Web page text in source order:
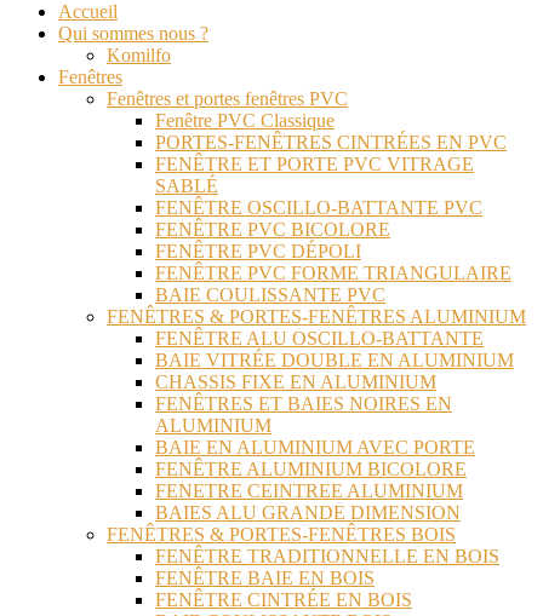
Accueil
Qui sommes nous ?
Komilfo
Fenêtres
Fenêtres et portes fenêtres PVC
Fenêtre PVC Classique
PORTES-FENÊTRES CINTRÉES EN PVC
FENÊTRE ET PORTE PVC VITRAGE
SABLÉ
FENÊTRE OSCILLO-BATTANTE PVC
FENÊTRE PVC BICOLORE
FENÊTRE PVC DÉPOLI
FENÊTRE PVC FORME TRIANGULAIRE
BAIE COULISSANTE PVC
FENÊTRES & PORTES-FENÊTRES ALUMINIUM
FENÊTRE ALU OSCILLO-BATTANTE
BAIE VITRÉE DOUBLE EN ALUMINIUM
CHASSIS FIXE EN ALUMINIUM
FENÊTRES ET BAIES NOIRES EN
ALUMINIUM
BAIE EN ALUMINIUM AVEC PORTE
FENÊTRE ALUMINIUM BICOLORE
FENETRE CEINTREE ALUMINIUM
BAIES ALU GRANDE DIMENSION
FENÊTRES & PORTES-FENÊTRES BOIS
FENÊTRE TRADITIONNELLE EN BOIS
FENÊTRE BAIE EN BOIS
FENÊTRE CINTRÉE EN BOIS